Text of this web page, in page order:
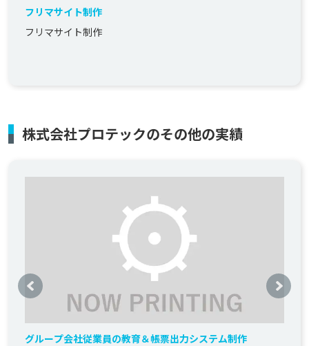
フリマサイト制作
フリマサイト制作
株式会社プロテックのその他の実績
グループ会社従業員の教育＆帳票出力システム制作